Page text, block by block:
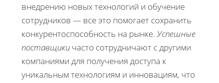
внедрению новых технологий и обучение
сотрудников — все это помогает сохранить
конкурентоспособность на рынке. Успешные
поставщики часто сотрудничают с другими
компаниями для получения доступа к
уникальным технологиям и инновациям, что